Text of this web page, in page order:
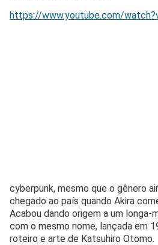
https://www.youtube.com/
cyberpunk, mesmo que o gênero
chegado ao país quando Akira
Acabou dando origem a um longa-
com o mesmo nome, lançada em
roteiro e arte de Katsuhiro Otomo.